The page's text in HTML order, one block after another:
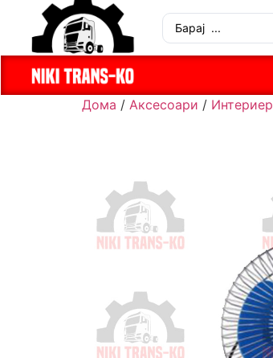
Дома / Аксесоари / Интериер